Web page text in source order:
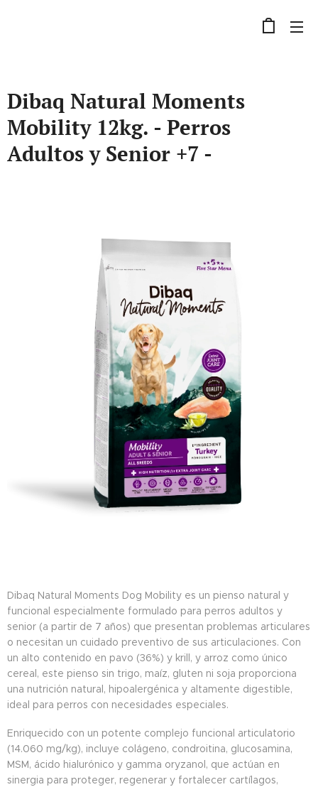
Dibaq Natural Moments
Mobility 12kg. - Perros
Adultos y Senior +7 -
Dibaq Natural Moments Dog Mobility es un pienso natural y
funcional especialmente formulado para perros adultos y
senior (a partir de 7 años) que presentan problemas articulares
o necesitan un cuidado preventivo de sus articulaciones. Con
un alto contenido en pavo (36%) y krill, y arroz como único
cereal, este pienso sin trigo, maíz, gluten ni soja proporciona
una nutrición natural, hipoalergénica y altamente digestible,
ideal para perros con necesidades especiales.
Enriquecido con un potente complejo funcional articulatorio
(14.060 mg/kg), incluye colágeno, condroitina, glucosamina,
MSM, ácido hialurónico y gamma oryzanol, que actúan en
sinergia para proteger, regenerar y fortalecer cartílagos,